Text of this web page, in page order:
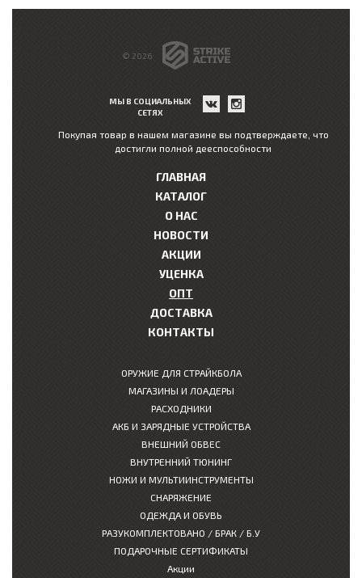
© 2026
МЫ В СОЦИАЛЬНЫХ
СЕТЯХ
Покупая товар в нашем магазине вы подтверждаете, что
достигли полной дееспособности
ГЛАВНАЯ
КАТАЛОГ
О НАС
НОВОСТИ
АКЦИИ
УЦЕНКА
ОПТ
ДОСТАВКА
КОНТАКТЫ
ОРУЖИЕ ДЛЯ СТРАЙКБОЛА
МАГАЗИНЫ И ЛОАДЕРЫ
РАСХОДНИКИ
АКБ И ЗАРЯДНЫЕ УСТРОЙСТВА
ВНЕШНИЙ ОБВЕС
ВНУТРЕННИЙ ТЮНИНГ
НОЖИ И МУЛЬТИИНСТРУМЕНТЫ
СНАРЯЖЕНИЕ
ОДЕЖДА И ОБУВЬ
РАЗУКОМПЛЕКТОВАНО / БРАК / Б.У
ПОДАРОЧНЫЕ СЕРТИФИКАТЫ
Акции